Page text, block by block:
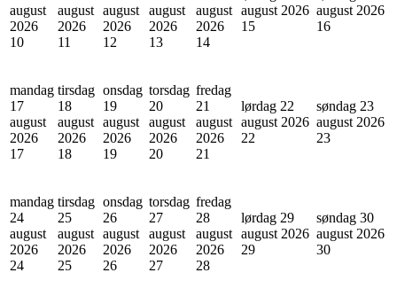
august
2026
10
august
2026
11
august
2026
12
august
2026
13
august
2026
14
august 2026
15
august 2026
16
mandag
17
august
2026
17
tirsdag
18
august
2026
18
onsdag
19
august
2026
19
torsdag
20
august
2026
20
fredag
21
august
2026
21
lørdag 22
august 2026
22
søndag 23
august 2026
23
mandag
24
august
2026
24
tirsdag
25
august
2026
25
onsdag
26
august
2026
26
torsdag
27
august
2026
27
fredag
28
august
2026
28
lørdag 29
august 2026
29
søndag 30
august 2026
30